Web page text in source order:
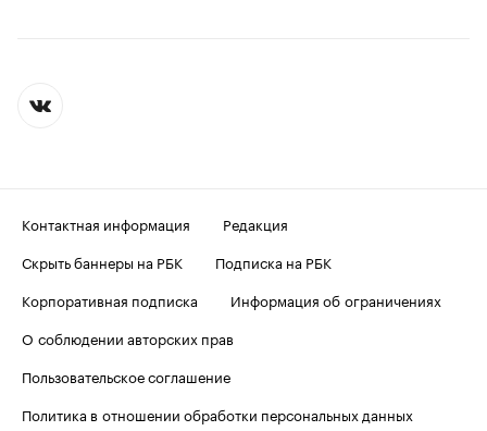
Контактная информация
Редакция
Скрыть баннеры на РБК
Подписка на РБК
Корпоративная подписка
Информация об ограничениях
О соблюдении авторских прав
Пользовательское соглашение
Политика в отношении обработки персональных данных